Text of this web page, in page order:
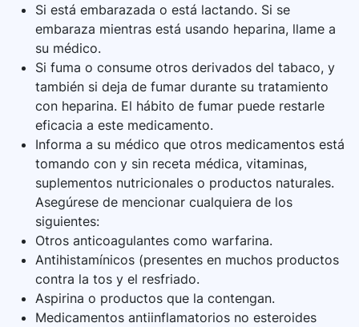
Si está embarazada o está lactando. Si se
embaraza mientras está usando heparina, llame a
su médico.
Si fuma o consume otros derivados del tabaco, y
también si deja de fumar durante su tratamiento
con heparina. El hábito de fumar puede restarle
eficacia a este medicamento.
Informa a su médico que otros medicamentos está
tomando con y sin receta médica, vitaminas,
suplementos nutricionales o productos naturales.
Asegúrese de mencionar cualquiera de los
siguientes:
Otros anticoagulantes como warfarina.
Antihistamínicos (presentes en muchos productos
contra la tos y el resfriado.
Aspirina o productos que la contengan.
Medicamentos antiinflamatorios no esteroides